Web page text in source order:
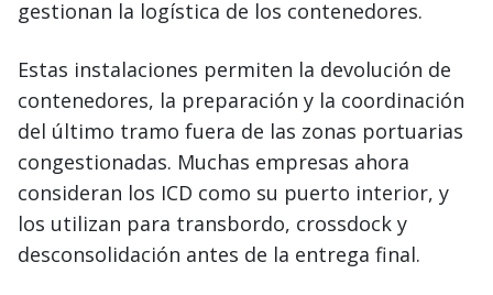
gestionan la logística de los contenedores.
Estas instalaciones permiten la devolución de
contenedores, la preparación y la coordinación
del último tramo fuera de las zonas portuarias
congestionadas. Muchas empresas ahora
consideran los ICD como su puerto interior, y
los utilizan para transbordo, crossdock y
desconsolidación antes de la entrega final.